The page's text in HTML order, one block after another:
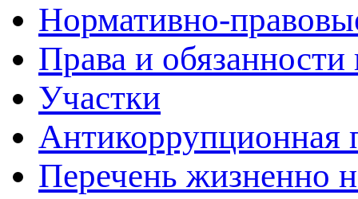
Нормативно-
Права и
Участки
Антикоррупционная
Перечень жизненно